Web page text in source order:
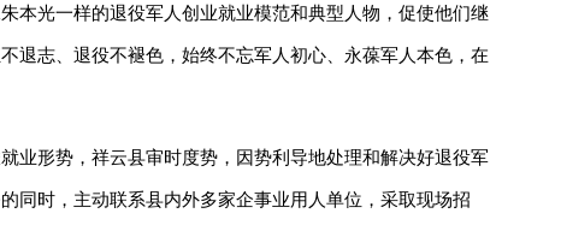
本光一样的退役军人创业就业模范和典型人物，促使他们继
退志、退役不褪色，始终不忘军人初心、永葆军人本色，在
业形势，祥云县审时度势，因势利导地处理和解决好退役军
同时，主动联系县内外多家企事业用人单位，采取现场招